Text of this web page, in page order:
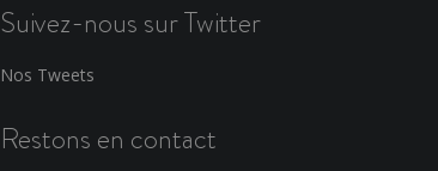
Suivez-nous sur Twitter
Nos Tweets
Restons en contact